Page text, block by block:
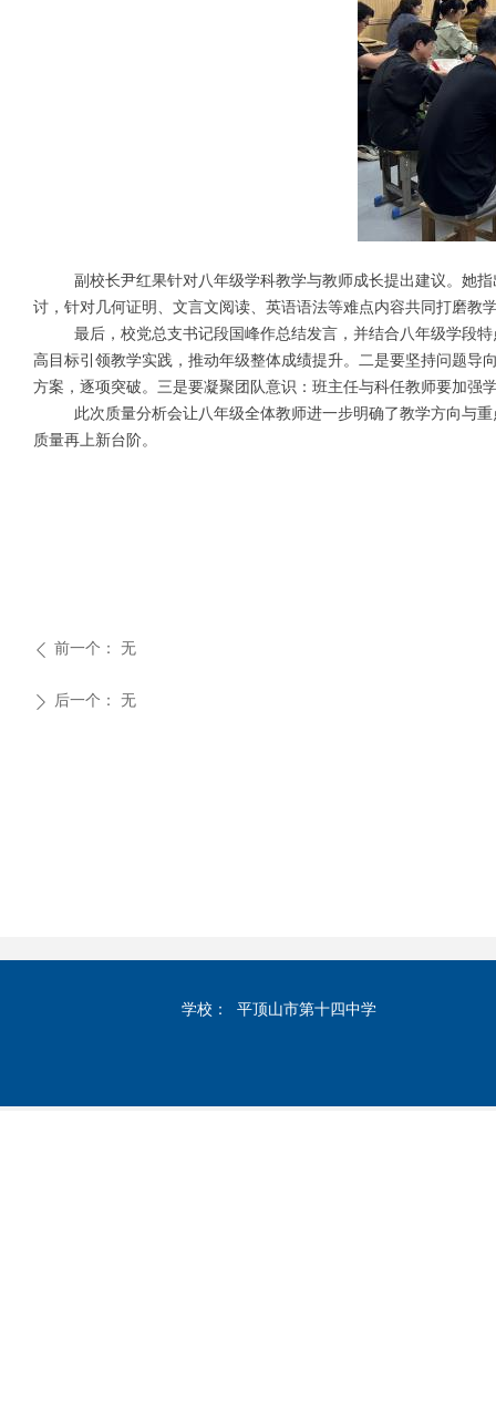
副校长尹红果针对八年级学科教学与教师成长提出建议。她
讨，针对几何证明、文言文阅读、英语语法等难点内容共同打磨
最后，校党总支书记段国峰作总结发言，并结合八年级学段
高目标引领教学实践，推动年级整体成绩提升。二是要坚持问题
方案，逐项突破。三是要凝聚团队意识：班主任与科任教师要加强
此次质量分析会让八年级全体教师进一步明确了教学方向与
质量再上新台阶。
ꄴ 前一个： 无
ꄲ 后一个： 无
学校： 平顶山市第十四中学